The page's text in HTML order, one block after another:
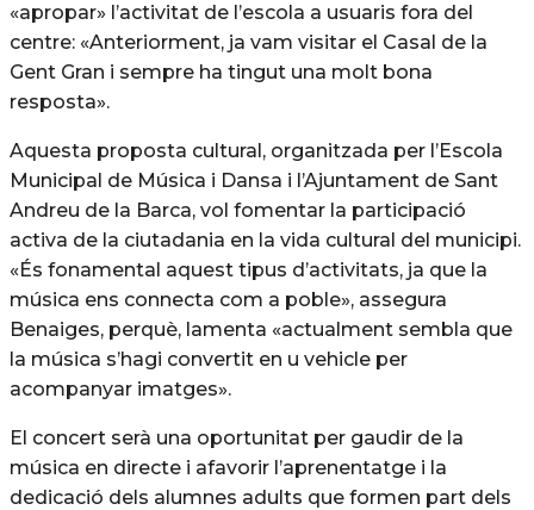
«apropar» l’activitat de l’escola a usuaris fora del
centre: «Anteriorment, ja vam visitar el Casal de la
Gent Gran i sempre ha tingut una molt bona
resposta».
Aquesta proposta cultural, organitzada per l’Escola
Municipal de Música i Dansa i l’Ajuntament de Sant
Andreu de la Barca, vol fomentar la participació
activa de la ciutadania en la vida cultural del municipi.
«És fonamental aquest tipus d’activitats, ja que la
música ens connecta com a poble», assegura
Benaiges, perquè, lamenta «actualment sembla que
la música s’hagi convertit en u vehicle per
acompanyar imatges».
El concert serà una oportunitat per gaudir de la
música en directe i afavorir l’aprenentatge i la
dedicació dels alumnes adults que formen part dels